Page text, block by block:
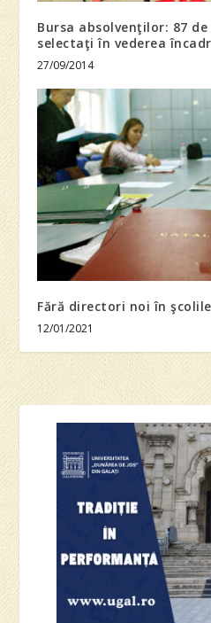
Bursa absolvenţilor: 87
selectaţi în vederea
27/09/2014
Fără directori noi în
12/01/2021